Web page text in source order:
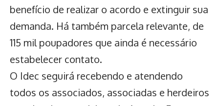
benefício de realizar o acordo e extinguir sua
demanda. Há também parcela relevante, de
115 mil poupadores que ainda é necessário
estabelecer contato.
O Idec seguirá recebendo e atendendo
todos os associados, associadas e herdeiros